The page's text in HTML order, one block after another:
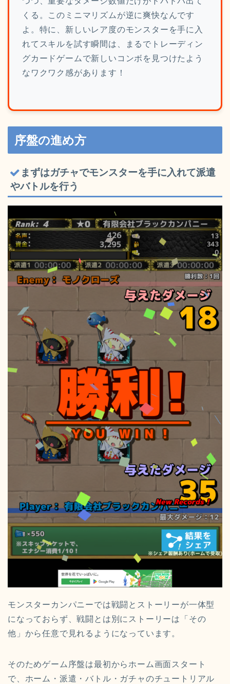
くる。このミニマリズムが逆に爽快なんです
よ。特に、新しいレア度のモンスターを手に入
れてスキルを試す瞬間は、まるでトレーディン
グカードゲームで新しいコンボを見つけたよう
なワクワク感があります！
序盤の進め方
まずはガチャでモンスターを手に入れて派遣
やバトルを行う
モンスターカンパニーでは戦闘とストーリーが一体型
になっておらず、戦闘とは別にストーリーは「その
他」から任意で見れるようになっています。
そのためゲーム序盤は最初からホーム画面スタート
で、ホーム・派遣・バトル・ガチャのチュートリアル